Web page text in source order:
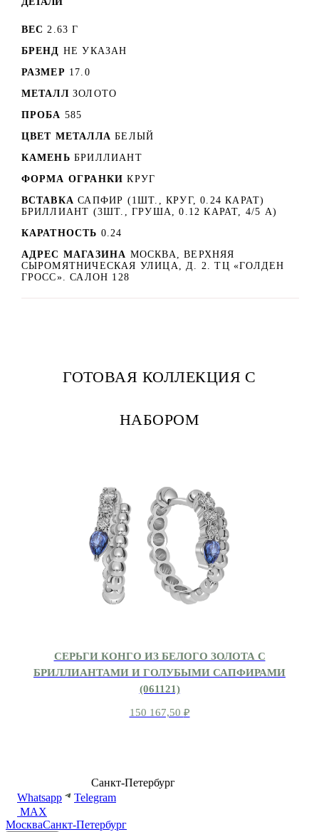
ВЕС 2.63 Г
БРЕНД НЕ УКАЗАН
РАЗМЕР 17.0
МЕТАЛЛ ЗОЛОТО
ПРОБА 585
ЦВЕТ МЕТАЛЛА БЕЛЫЙ
КАМЕНЬ БРИЛЛИАНТ
ФОРМА ОГРАНКИ КРУГ
ВСТАВКА САПФИР (1ШТ., КРУГ, 0.24 КАРАТ)
БРИЛЛИАНТ (3ШТ., ГРУША, 0.12 КАРАТ, 4/5 А)
КАРАТНОСТЬ 0.24
АДРЕС МАГАЗИНА МОСКВА, ВЕРХНЯЯ
СЫРОМЯТНИЧЕСКАЯ УЛИЦА, Д. 2. ТЦ «ГОЛДЕН
ГРОСС». САЛОН 128
ГОТОВАЯ КОЛЛЕКЦИЯ С
НАБОРОМ
СЕРЬГИ КОНГО ИЗ БЕЛОГО ЗОЛОТА С
БРИЛЛИАНТАМИ И ГОЛУБЫМИ САПФИРАМИ
(061121)
150 167,50 ₽
Санкт-Петербург
Whatsapp
Telegram
MAX
МоскваСанкт-Петербург